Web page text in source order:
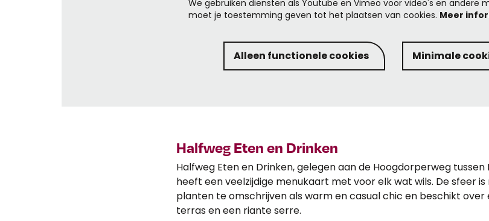
We gebruiken diensten als Youtube en Vimeo voor video's en andere
moet je toestemming geven tot het plaatsen van cookies. Meer
Alleen functionele cookies Minimale
Halfweg Eten en Drinken
Halfweg Eten en Drinken, gelegen aan de Hoogdorperweg tussen
heeft een veelzijdige menukaart met voor elk wat wils. De sfeer
planten te omschrijven als warm en casual chic en beschikt
terras en een riante serre.